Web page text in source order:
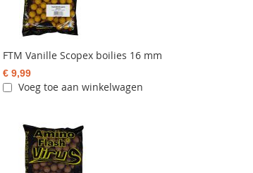
FTM Vanille Scopex boilies 16 mm
€ 9,99
Voeg toe aan winkelwagen